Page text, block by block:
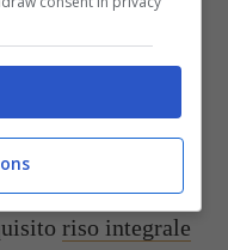
fresco tritato.
di Bruxelles e
di riso e
riso integrale